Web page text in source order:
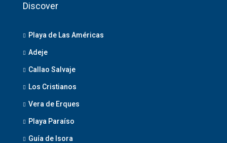
Discover
Playa de Las Américas
Adeje
Callao Salvaje
Los Cristianos
Vera de Erques
Playa Paraíso
Guía de Isora